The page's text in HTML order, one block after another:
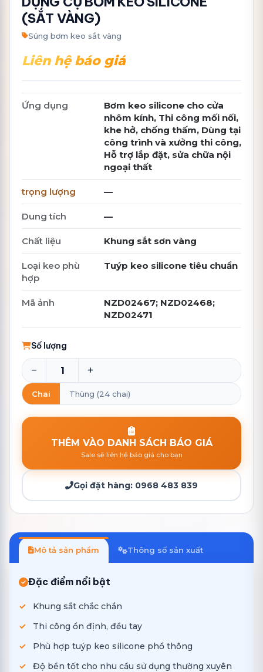
(SẮT VÀNG)
Súng bơm keo sắt vàng
Liên hệ báo giá
Ứng dụng
Bơm keo silicone cho cửa
nhôm kính, Thi công mối nối,
khe hở, chống thấm, Dùng tại
công trình và xưởng thi công,
Hỗ trợ lắp đặt, sửa chữa nội
ngoại thất
trọng lượng —
Dung tích —
Chất liệu Khung sắt sơn vàng
Loại keo phù
hợp
Tuýp keo silicone tiêu chuẩn
Mã ảnh
NZD02467; NZD02468;
NZD02471
Số lượng
− +
Chai Thùng (24 chai)
THÊM VÀO DANH SÁCH BÁO GIÁ
Sale sẽ liên hệ báo giá cho bạn
Gọi đặt hàng: 0968 483 839
Mô tả sản phẩm Thông số sản xuất
Đặc điểm nổi bật
Khung sắt chắc chắn
Thi công ổn định, đều tay
Phù hợp tuýp keo silicone phổ thông
Độ bền tốt cho nhu cầu sử dụng thường xuyên